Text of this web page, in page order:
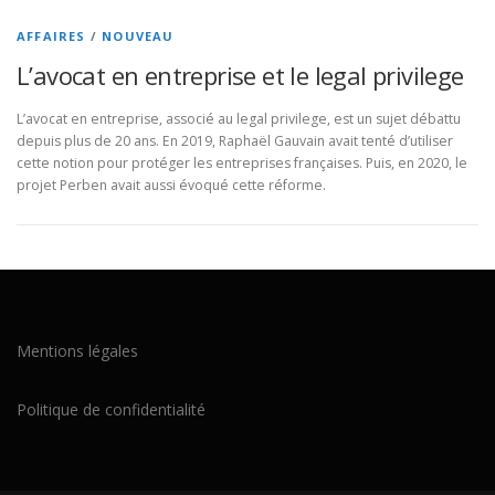
AFFAIRES / NOUVEAU
L’avocat en entreprise et le legal privilege
L’avocat en entreprise, associé au legal privilege, est un sujet débattu
depuis plus de 20 ans. En 2019, Raphaël Gauvain avait tenté d’utiliser
cette notion pour protéger les entreprises françaises. Puis, en 2020, le
projet Perben avait aussi évoqué cette réforme.
Mentions légales
Politique de confidentialité